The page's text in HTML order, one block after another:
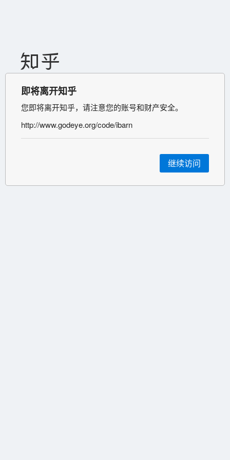
即将离开知乎
您即将离开知乎，请注意您的账号和财产安全。
http://www.godeye.org/code/ibarn
继续访问